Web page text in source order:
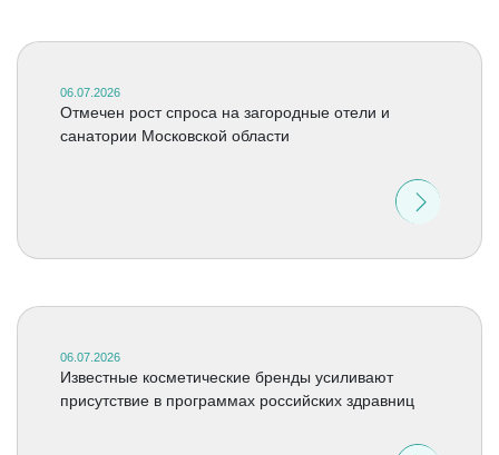
06.07.2026
Отмечен рост спроса на загородные отели и
санатории Московской области
06.07.2026
Известные косметические бренды усиливают
присутствие в программах российских здравниц